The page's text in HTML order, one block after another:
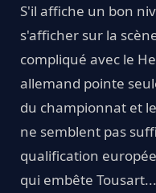
S'il affiche un bon
s'afficher sur la
compliqué avec le
allemand pointe
du championnat et
ne semblent pas
qualification
qui embête Tousart...